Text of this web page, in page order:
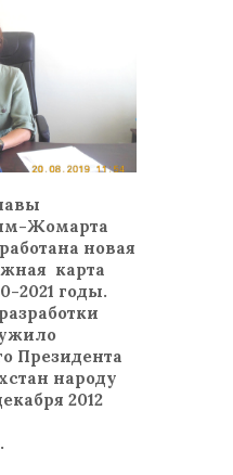
Жомарта
новая
карта
2021 годы.
Президента
народу
2012